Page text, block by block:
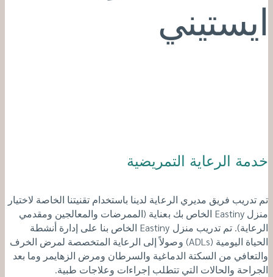
ايستيني
خدمة الرعاية التمريضية
تم تدريب فريق مديري الرعاية لدينا باستخدام تقنيتنا الخاصة لاختيار
منزل Eastiny الخاص بك بعناية (الممرضات والمعالجين ومقدمي
الرعاية). تم تدريب منزل Eastiny الخاص بنا على إدارة أنشطة
الحياة اليومية (ADLs) وصولاً إلى الرعاية المتخصصة لمرض الخرف
والتعافي من السكتة الدماغية والسرطان ومرض الزهايمر وما بعد
الجراحة والحالات التي تتطلب إجراءات وعلاجات طبية.